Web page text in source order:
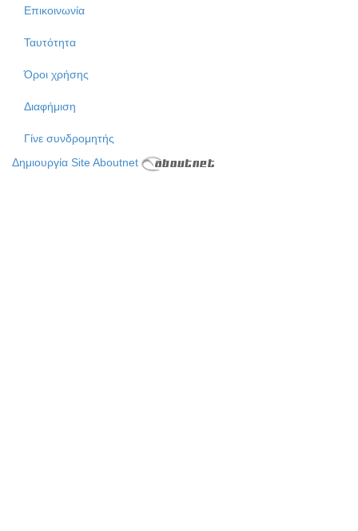
Επικοινωνία
Ταυτότητα
Όροι χρήσης
Διαφήμιση
Γίνε συνδρομητής
Δημιουργία Site Aboutnet